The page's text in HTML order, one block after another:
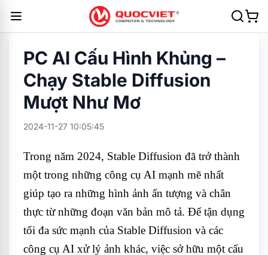
PC AI Cấu Hình Khủng –
Chạy Stable Diffusion
Mượt Như Mơ
2024-11-27 10:05:45
Trong năm 2024, Stable Diffusion đã trở thành
một trong những công cụ AI mạnh mẽ nhất
giúp tạo ra những hình ảnh ấn tượng và chân
thực từ những đoạn văn bản mô tả. Để tận dụng
tối đa sức mạnh của Stable Diffusion và các
công cụ AI xử lý ảnh khác, việc sở hữu một cấu